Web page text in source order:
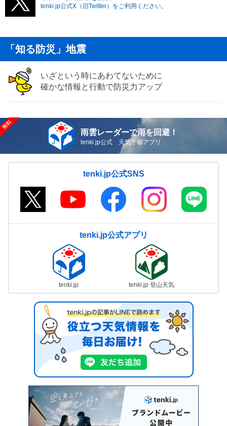
tenki.jp公式X（旧Twitter）をご利用ください。
「知る防災」地震
いざという時にあわてないために
確かな情報と行動で防災力アップ
雨雲レーダーで雨を回避！
tenki.jp公式 天気予報アプリ
tenki.jp公式SNS
tenki.jp公式アプリ
tenki.jp tenki.jp 登山天気